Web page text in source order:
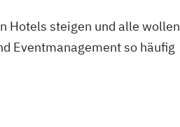
Hotels steigen und alle wollen
Eventmanagement so häufig